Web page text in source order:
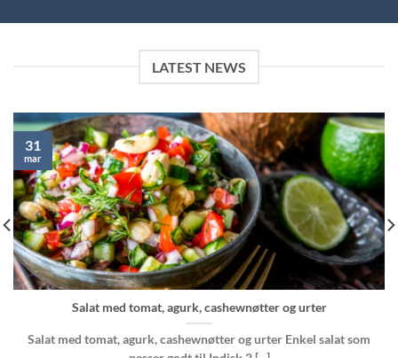
LATEST NEWS
Salat med tomat, agurk, cashewnøtter og urter
Salat med tomat, agurk, cashewnøtter og urter Enkel salat som
31
mar